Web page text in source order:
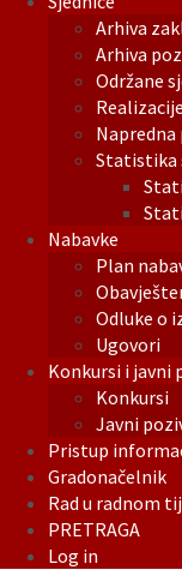
Arhiva
Arhiva
Održane
Statistika
Nabavke
Plan
Odluke o
Ugovori
Konkursi i javni
Konkursi
Javni
Pristup
Gradonačelnik
Rad u radnom
PRETRAGA
Log in